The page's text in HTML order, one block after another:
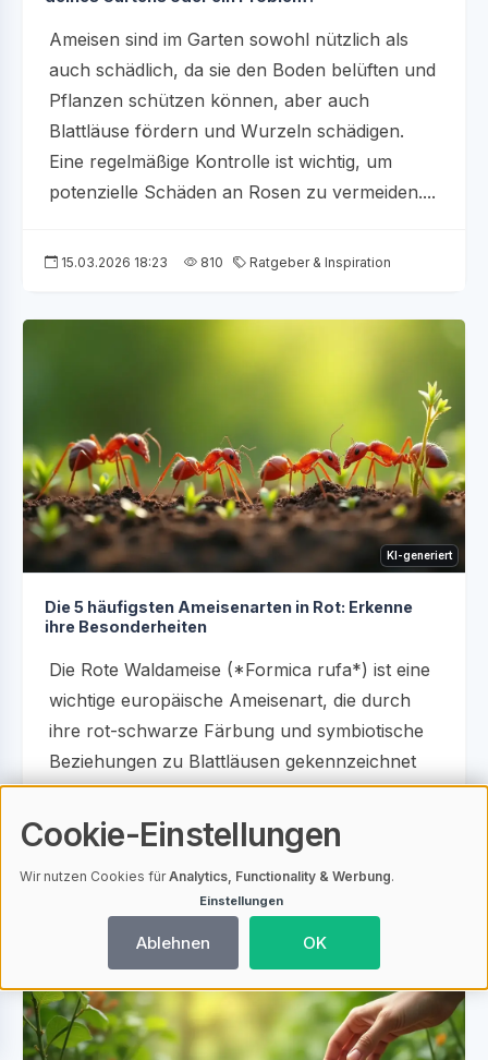
Ameisen sind im Garten sowohl nützlich als
auch schädlich, da sie den Boden belüften und
Pflanzen schützen können, aber auch
Blattläuse fördern und Wurzeln schädigen.
Eine regelmäßige Kontrolle ist wichtig, um
potenzielle Schäden an Rosen zu vermeiden....
15.03.2026 18:23 810 Ratgeber & Inspiration
KI-generiert
Die 5 häufigsten Ameisenarten in Rot: Erkenne
ihre Besonderheiten
Die Rote Waldameise (*Formica rufa*) ist eine
wichtige europäische Ameisenart, die durch
ihre rot-schwarze Färbung und symbiotische
Beziehungen zu Blattläusen gekennzeichnet
ist. Sie spielt eine entscheidende Rolle im
Ökosystem, indem sie Schädlinge kontrolliert
und zur biologischen Vielfalt beiträgt....
14.03.2026 18:23 749 Ameisenarten im Fokus
Cookie-Einstellungen
Wir nutzen Cookies fürAnalytics, Functionality & Werbung.
Einstellungen
Ablehnen OK